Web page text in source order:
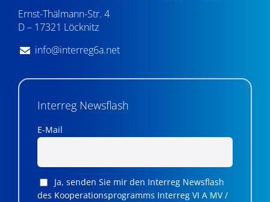
Ernst-Thälmann-Str. 4
D – 17321 Löcknitz
info@interreg6a.net
Interreg Newsflash
E-Mail
Ja, senden Sie mir den Interreg Newsflash
des Kooperationsprogramms Interreg VI A MV /